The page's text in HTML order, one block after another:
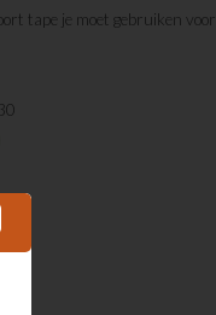
tape je moet gebruiken